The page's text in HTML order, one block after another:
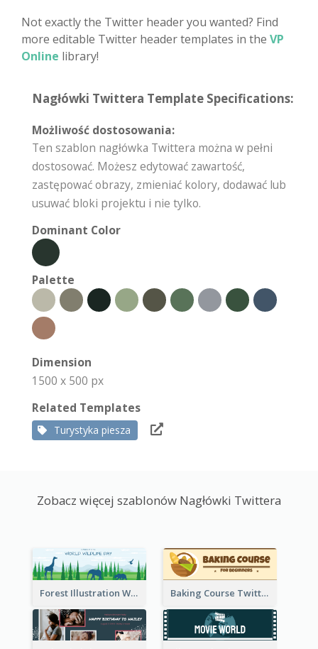
Not exactly the Twitter header you wanted? Find
more editable Twitter header templates in the VP
Online library!
Nagłówki Twittera Template Specifications:
Możliwość dostosowania:
Ten szablon nagłówka Twittera można w pełni
dostosować. Możesz edytować zawartość,
zastępować obrazy, zmieniać kolory, dodawać lub
usuwać bloki projektu i nie tylko.
Dominant Color
Palette
Dimension
1500 x 500 px
Related Templates
Turystyka piesza
Zobacz więcej szablonów Nagłówki Twittera
Forest Illustration World Wildlife Day Twitter Header Baking Course Twitter Header